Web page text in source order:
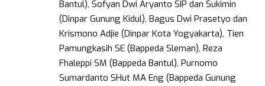
Bantul), Sofyan Dwi Aryanto SIP dan Sukimin
(Dinpar Gunung Kidul), Bagus Dwi Prasetyo dan
Krismono Adjie (Dinpar Kota Yogyakarta), Tien
Pamungkasih SE (Bappeda Sleman), Reza
Fhaleppi SM (Bappeda Bantul), Purnomo
Sumardanto SHut MA Eng (Bappeda Gunung